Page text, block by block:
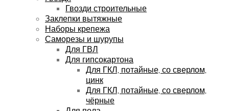
Гвозди строительные
Заклепки вытяжные
Наборы крепежа
Саморезы и шурупы
Для ГВЛ
Для гипсокартона
Для ГКЛ, потайные, со сверлом,
цинк
Для ГКЛ, потайные, со сверлом,
чёрные